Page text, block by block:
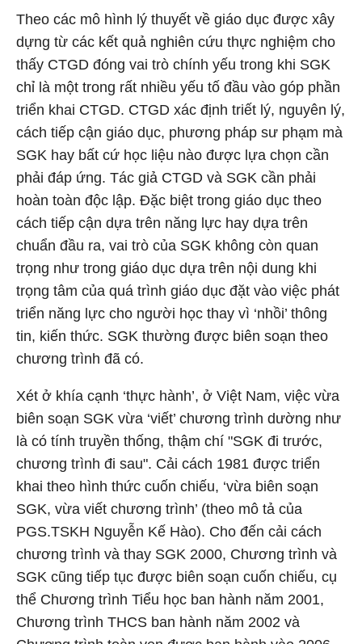
Theo các mô hình lý thuyết về giáo dục được xây
dựng từ các kết quả nghiên cứu thực nghiệm cho
thấy CTGD đóng vai trò chính yếu trong khi SGK
chỉ là một trong rất nhiều yếu tố đầu vào góp phần
triển khai CTGD. CTGD xác định triết lý, nguyên lý,
cách tiếp cận giáo dục, phương pháp sư phạm mà
SGK hay bất cứ học liệu nào được lựa chọn cần
phải đáp ứng. Tác giả CTGD và SGK cần phải
hoàn toàn độc lập. Đặc biệt trong giáo dục theo
cách tiếp cận dựa trên năng lực hay dựa trên
chuẩn đầu ra, vai trò của SGK không còn quan
trọng như trong giáo dục dựa trên nội dung khi
trọng tâm của quá trình giáo dục đặt vào việc phát
triển năng lực cho người học thay vì ‘nhồi’ thông
tin, kiến thức. SGK thường được biên soạn theo
chương trình đã có.
Xét ở khía cạnh ‘thực hành’, ở Việt Nam, việc vừa
biên soạn SGK vừa ‘viết’ chương trình dường như
là có tính truyền thống, thậm chí "SGK đi trước,
chương trình đi sau". Cải cách 1981 được triển
khai theo hình thức cuốn chiếu, ‘vừa biên soạn
SGK, vừa viết chương trình’ (theo mô tả của
PGS.TSKH Nguyễn Kế Hào). Cho đến cải cách
chương trình và thay SGK 2000, Chương trình và
SGK cũng tiếp tục được biên soạn cuốn chiếu, cụ
thể Chương trình Tiểu học ban hành năm 2001,
Chương trình THCS ban hành năm 2002 và